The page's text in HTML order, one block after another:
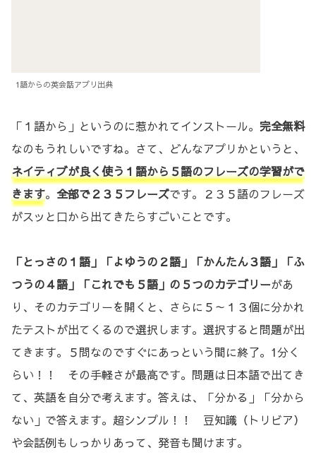
1語からの英会話アプリ出典
「１語から」というのに惹かれてインストール。 完全無料
なのもうれしいですね。さて、どんなアプリかというと、
ネイティブが良く使う１語から５語のフレーズの学習がで
きます。 全部で２３５フレーズです。２３５語のフレーズ
がスッと口から出てきたらすごいことです。
「とっさの１語」「よゆうの２語」「かんたん３語」「ふ
つうの４語」「これでも５語」の５つのカテゴリーがあ
り、そのカテゴリーを開くと、さらに５～１３個に分かれ
たテストが出てくるので選択します。選択すると問題が出
てきます。５問なのですぐにあっという間に終了。1分く
らい！！ その手軽さが最高です。問題は日本語で出てき
て、英語を自分で考えます。答えは、「分かる」「分から
ない」で答えます。超シンプル！！ 豆知識（トリビア）
や会話例もしっかりあって、発音も聞けます。